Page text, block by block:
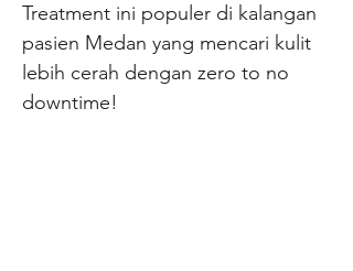
Treatment ini populer di kalangan
pasien Medan yang mencari kulit
lebih cerah dengan zero to no
downtime!